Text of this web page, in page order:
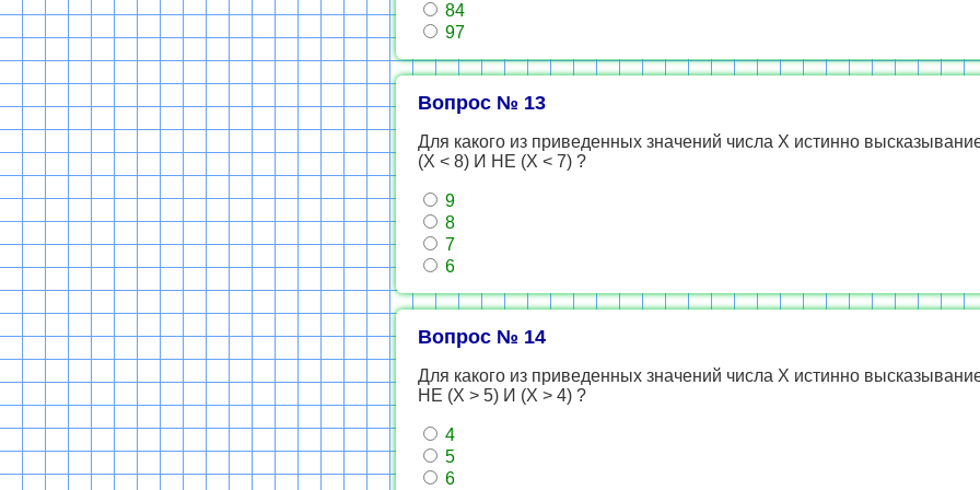
84
97
Вопрос № 13
Для какого из приведенных значений числа Х истинно
(Х < 8) И НЕ (Х < 7) ?
9
8
7
6
Вопрос № 14
Для какого из приведенных значений числа Х истинно
НЕ (Х > 5) И (Х > 4) ?
4
5
6